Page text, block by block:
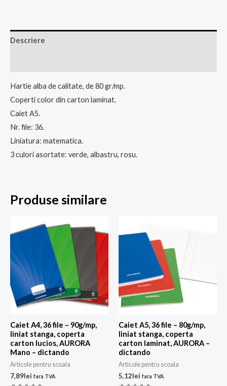
Descriere
Hartie alba de calitate, de 80 gr/mp.
Coperti color din carton laminat.
Caiet A5.
Nr. file: 36.
Liniatura: matematica.
3 culori asortate: verde, albastru, rosu.
Produse similare
Caiet A4, 36 file – 90g/mp,
liniat stanga, coperta
carton lucios, AURORA
Mano – dictando
Articole pentru scoala
7,89lei fara TVA
Caiet A5, 36 file – 80g/mp,
liniat stanga, coperta
carton laminat, AURORA –
dictando
Articole pentru scoala
5,12lei fara TVA